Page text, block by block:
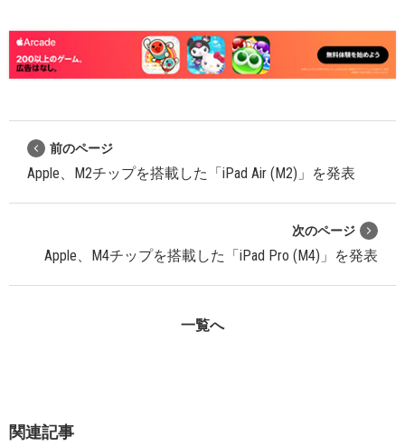
前のページ
Apple、M2チップを搭載した「iPad Air (M2)」を発表
次のページ
Apple、M4チップを搭載した「iPad Pro (M4)」を発表
一覧へ
関連記事